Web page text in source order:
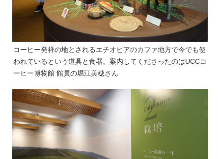
コーヒー発祥の地とされるエチオピアのカファ地方で今でも使
われているという道具と食器。案内してくださったのはUCCコ
ーヒー博物館 館員の堀江美穂さん